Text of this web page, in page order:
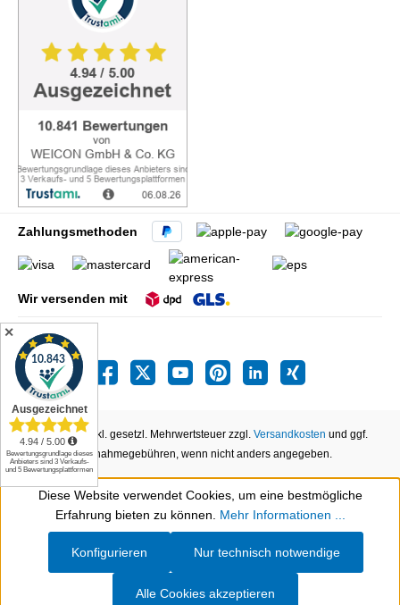
Zahlungsmethoden
Wir versenden mit
Alle Preise inkl. gesetzl. Mehrwertsteuer zzgl. Versandkosten und ggf.
Nachnahmegebühren, wenn nicht anders angegeben.
Werkzeugleiste anzeigen
Diese Website verwendet Cookies, um eine bestmögliche
Erfahrung bieten zu können. Mehr Informationen ...
Nur technisch notwendige
Konfigurieren
Alle Cookies akzeptieren
✕